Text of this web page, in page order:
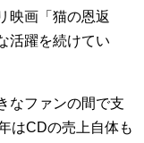
映画「猫の恩返
活躍を続けてい
なファンの間で支
はCDの売上自体も